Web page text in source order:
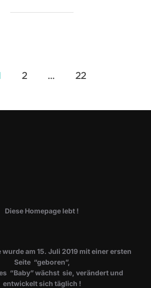
2 … 22
Diese Homepage lebt !
wurde am 15. Juli 2019 mit einer ersten
Seite “geboren”,
“Baby” wächst sie, verändert und
entwickelt sich täglich !